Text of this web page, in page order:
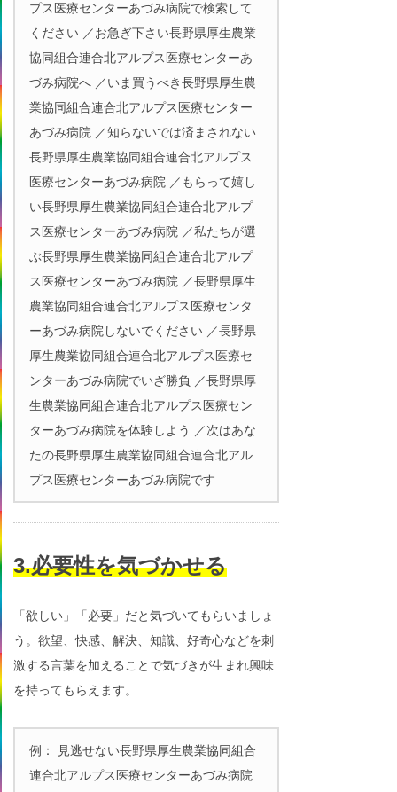
プス医療センターあづみ病院で検索して
ください ／お急ぎ下さい長野県厚生農業
協同組合連合北アルプス医療センターあ
づみ病院へ ／いま買うべき長野県厚生農
業協同組合連合北アルプス医療センター
あづみ病院 ／知らないでは済まされない
長野県厚生農業協同組合連合北アルプス
医療センターあづみ病院 ／もらって嬉し
い長野県厚生農業協同組合連合北アルプ
ス医療センターあづみ病院 ／私たちが選
ぶ長野県厚生農業協同組合連合北アルプ
ス医療センターあづみ病院 ／長野県厚生
農業協同組合連合北アルプス医療センタ
ーあづみ病院しないでください ／長野県
厚生農業協同組合連合北アルプス医療セ
ンターあづみ病院でいざ勝負 ／長野県厚
生農業協同組合連合北アルプス医療セン
ターあづみ病院を体験しよう ／次はあな
たの長野県厚生農業協同組合連合北アル
プス医療センターあづみ病院です
3.必要性を気づかせる
「欲しい」「必要」だと気づいてもらいましょ
う。欲望、快感、解決、知識、好奇心などを刺
激する言葉を加えることで気づきが生まれ興味
を持ってもらえます。
例： 見逃せない長野県厚生農業協同組合
連合北アルプス医療センターあづみ病院